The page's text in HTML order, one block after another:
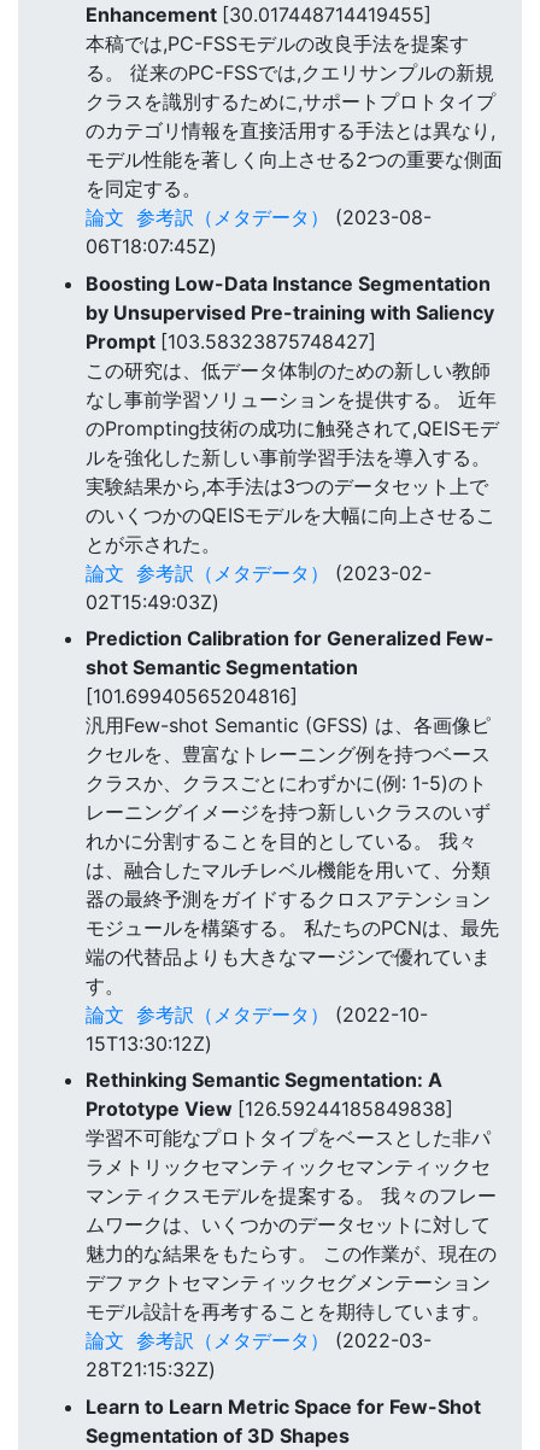
Enhancement [30.017448714419455]
本稿では,PC-FSSモデルの改良手法を提案す
る。 従来のPC-FSSでは,クエリサンプルの新規
クラスを識別するために,サポートプロトタイプ
のカテゴリ情報を直接活用する手法とは異なり,
モデル性能を著しく向上させる2つの重要な側面
を同定する。
論文 参考訳（メタデータ）
(2023-08-
06T18:07:45Z)
Boosting Low-Data Instance Segmentation
by Unsupervised Pre-training with Saliency
Prompt [103.58323875748427]
この研究は、低データ体制のための新しい教師
なし事前学習ソリューションを提供する。 近年
のPrompting技術の成功に触発されて,QEISモデ
ルを強化した新しい事前学習手法を導入する。
実験結果から,本手法は3つのデータセット上で
のいくつかのQEISモデルを大幅に向上させるこ
とが示された。
論文 参考訳（メタデータ）
(2023-02-
02T15:49:03Z)
Prediction Calibration for Generalized Few-
shot Semantic Segmentation
[101.69940565204816]
汎用Few-shot Semantic (GFSS) は、各画像ピ
クセルを、豊富なトレーニング例を持つベース
クラスか、クラスごとにわずかに(例: 1-5)のト
レーニングイメージを持つ新しいクラスのいず
れかに分割することを目的としている。 我々
は、融合したマルチレベル機能を用いて、分類
器の最終予測をガイドするクロスアテンション
モジュールを構築する。 私たちのPCNは、最先
端の代替品よりも大きなマージンで優れていま
す。
論文 参考訳（メタデータ）
(2022-10-
15T13:30:12Z)
Rethinking Semantic Segmentation: A
Prototype View [126.59244185849838]
学習不可能なプロトタイプをベースとした非パ
ラメトリックセマンティックセマンティックセ
マンティクスモデルを提案する。 我々のフレー
ムワークは、いくつかのデータセットに対して
魅力的な結果をもたらす。 この作業が、現在の
デファクトセマンティックセグメンテーション
モデル設計を再考することを期待しています。
論文 参考訳（メタデータ）
(2022-03-
28T21:15:32Z)
Learn to Learn Metric Space for Few-Shot
Segmentation of 3D Shapes